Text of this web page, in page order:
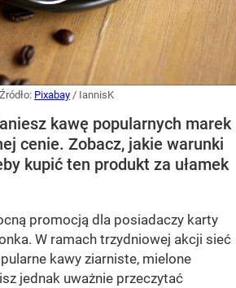
Pixabay / IannisK
kawę popularnych marek
cenie. Zobacz, jakie warunki
kupić ten produkt za ułamek
promocją dla posiadaczy karty
W ramach trzydniowej akcji sieć
kawy ziarniste, mielone
jednak uważnie przeczytać